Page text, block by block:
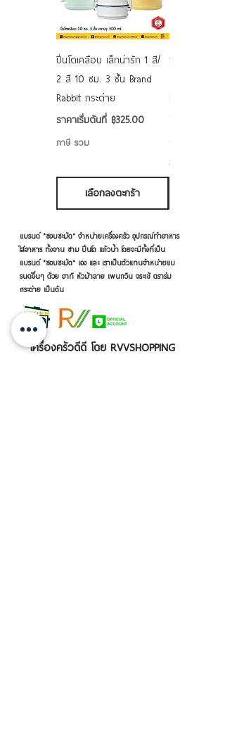
ปิ่นโตเคลือบ เล็กน่ารัก 1 สี/
2 สี 10 ซม. 3 ชั้น Brand
Rabbit กระต่าย
ราคาเริ่มต้นที่ ฿325.00
ราคาขายลด
ภาษี รวม
เลือกลงตะกร้า
ชามเคลือบ
ภาษี รวม
แบรนด์ "ชอบชะมัด" จำหน่ายเครื่องครัว อุปกรณ์ทำอาหาร
ใส่อาหาร ทั้งจาน ชาม ปิ่นโต แก้วน้ำ โดยจะมีทั้งที่เป็น
แบรนด์ "ชอบชะมัด" เอง และ เราเป็นตัวแทนจำหน่ายแบ
รนด์อื่นๆ ด้วย อาทิ หัวม้าลาย เพนกวิน จระเข้ ตราร่ม
กระต่าย เป็นต้น
เครื่องครัวดีดี โดย RVVSHOPPING